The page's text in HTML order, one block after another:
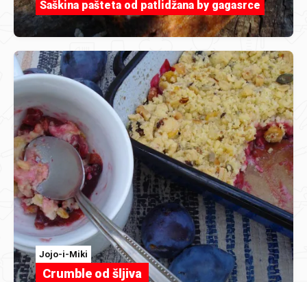
Saškina pašteta od patlidžana by gagasrce
Jojo-i-Miki
Crumble od šljiva